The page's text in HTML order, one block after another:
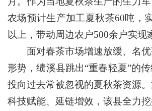
农场预计生产加工夏秋茶60吨，
以上，带动周边农户500余户实现
面对春茶市场增速放缓、名
形势，绩溪县跳出“重春轻夏”的
投向过去常被忽视的夏秋茶资源。
科技赋能、延链增效，该县全力